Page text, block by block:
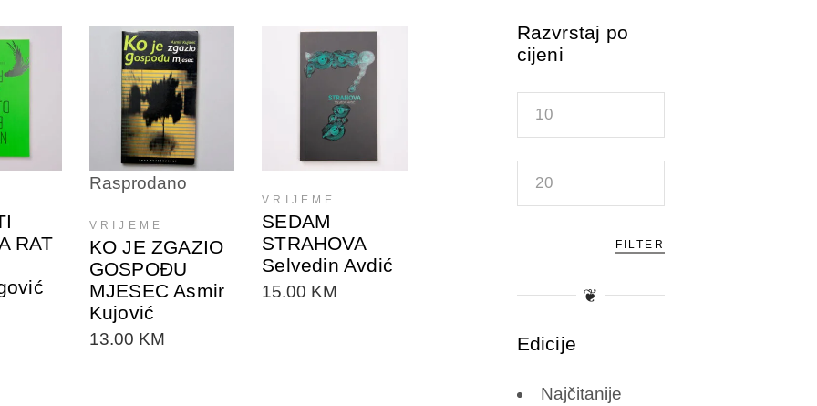
U
RAT
Rasprodano
DODAJTE U
KORPU
VRIJEME
KO JE ZGAZIO
GOSPOĐU
MJESEC Asmir
Kujović
13.00 KM
DODAJTE U
KORPU
VRIJEME
SEDAM
STRAHOVA
Selvedin Avdić
15.00 KM
Razvrstaj po
cijeni
FILTER
❦
Edicije
Najčitanije